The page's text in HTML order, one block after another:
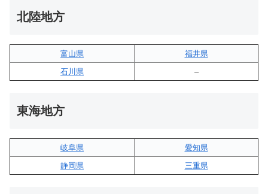
北陸地方
富山県
福井県
石川県
–
東海地方
岐阜県
愛知県
静岡県
三重県